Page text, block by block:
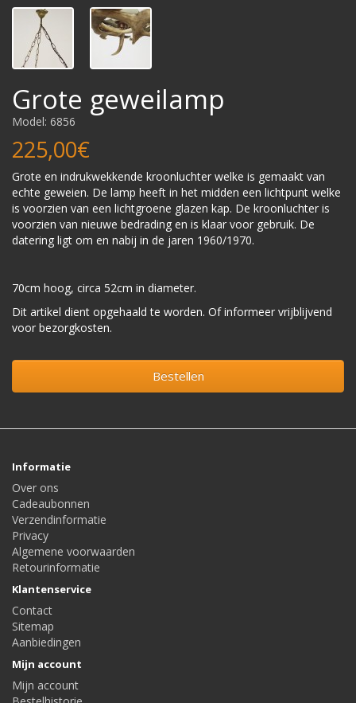
Grote geweilamp
Model: 6856
225,00€
Grote en indrukwekkende kroonluchter welke is gemaakt van
echte geweien. De lamp heeft in het midden een lichtpunt welke
is voorzien van een lichtgroene glazen kap. De kroonluchter is
voorzien van nieuwe bedrading en is klaar voor gebruik. De
datering ligt om en nabij in de jaren 1960/1970.
70cm hoog, circa 52cm in diameter.
Dit artikel dient opgehaald te worden. Of informeer vrijblijvend
voor bezorgkosten.
Bestellen
Informatie
Over ons
Cadeaubonnen
Verzendinformatie
Privacy
Algemene voorwaarden
Retourinformatie
Klantenservice
Contact
Sitemap
Aanbiedingen
Mijn account
Mijn account